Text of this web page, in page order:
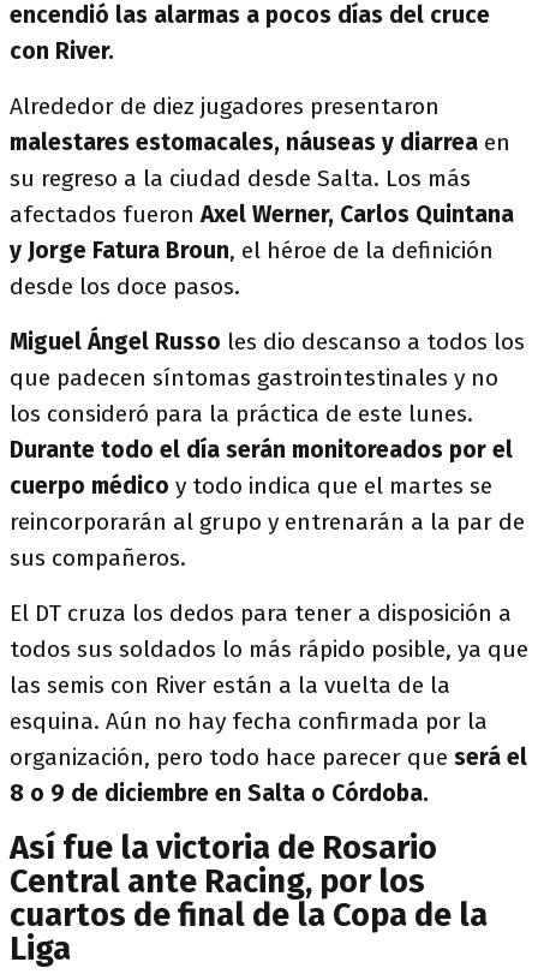
encendió las alarmas a pocos días del cruce
con River.
Alrededor de diez jugadores presentaron
malestares estomacales, náuseas y diarrea en
su regreso a la ciudad desde Salta. Los más
afectados fueronAxel Werner, Carlos Quintana
y Jorge Fatura Broun, el héroe de la definición
desde los doce pasos.
Miguel Ángel Russo les dio descanso a todos los
que padecen síntomas gastrointestinales y no
los consideró para la práctica de este lunes.
Durante todo el día serán monitoreados por el
cuerpo médico y todo indica que el martes se
reincorporarán al grupo y entrenarán a la par de
sus compañeros.
El DT cruza los dedos para tener a disposición a
todos sus soldados lo más rápido posible, ya que
las semis con River están a la vuelta de la
esquina. Aún no hay fecha confirmada por la
organización, pero todo hace parecer que será el
8 o 9 de diciembre en Salta o Córdoba.
Así fue la victoria de Rosario
Central ante Racing, por los
cuartos de final de la Copa de la
Liga